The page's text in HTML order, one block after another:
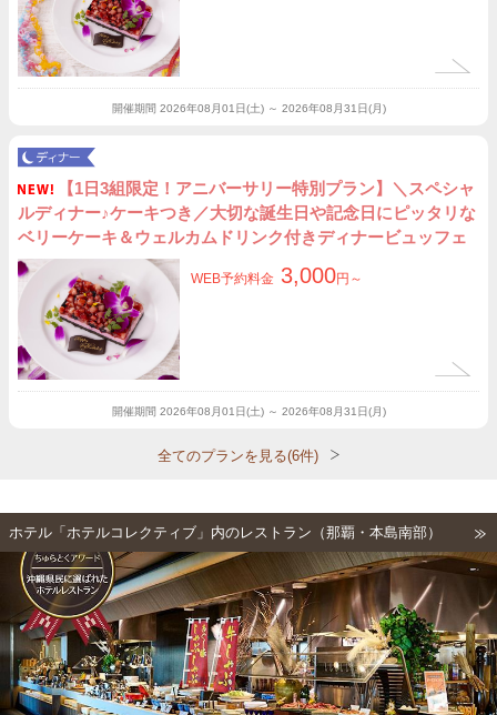
開催期間 2026年08月01日(土) ～ 2026年08月31日(月)
【1日3組限定！アニバーサリー特別プラン】＼スペシャ
ルディナー♪ケーキつき／大切な誕生日や記念日にピッタリな
ベリーケーキ＆ウェルカムドリンク付きディナービュッフェ
WEB予約料金 3,000円～
開催期間 2026年08月01日(土) ～ 2026年08月31日(月)
全てのプランを見る(6件)
ホテル「ホテルコレクティブ」内のレストラン（那覇・本島南部）